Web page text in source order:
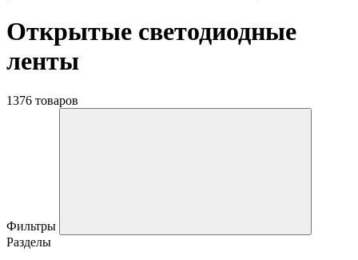
Открытые светодиодные
ленты
1376 товаров
Фильтры
Разделы